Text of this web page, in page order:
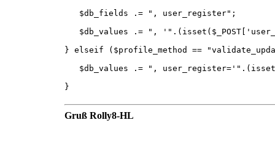
$db_fields .= ", user_register";
$db_values .= ",
} elseif ($profile_method ==
$db_values .= ",
}
Gruß Rolly8-HL